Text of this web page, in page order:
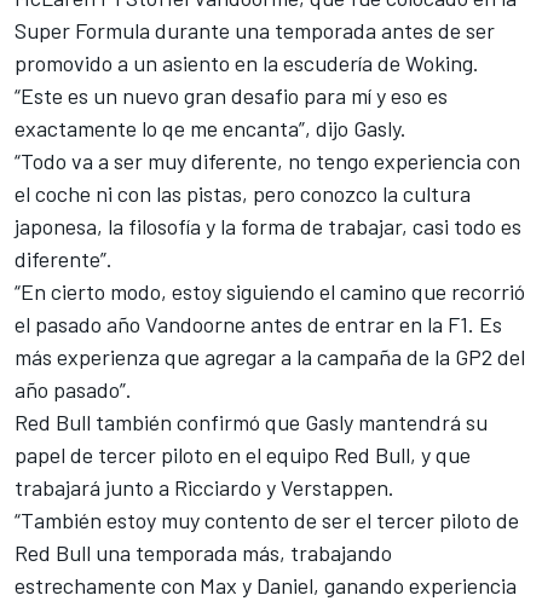
Super Formula durante una temporada antes de ser
promovido a un asiento en la escudería de Woking.
“Este es un nuevo gran desafio para mí y eso es
exactamente lo qe me encanta”, dijo Gasly.
“Todo va a ser muy diferente, no tengo experiencia con
el coche ni con las pistas, pero conozco la cultura
japonesa, la filosofía y la forma de trabajar, casi todo es
diferente”.
“En cierto modo, estoy siguiendo el camino que recorrió
el pasado año Vandoorne antes de entrar en la F1. Es
más experienza que agregar a la campaña de la GP2 del
año pasado”.
Red Bull también confirmó que Gasly mantendrá su
papel de tercer piloto en el equipo Red Bull, y que
trabajará junto a Ricciardo y Verstappen.
“También estoy muy contento de ser el tercer piloto de
Red Bull una temporada más, trabajando
estrechamente con Max y Daniel, ganando experiencia